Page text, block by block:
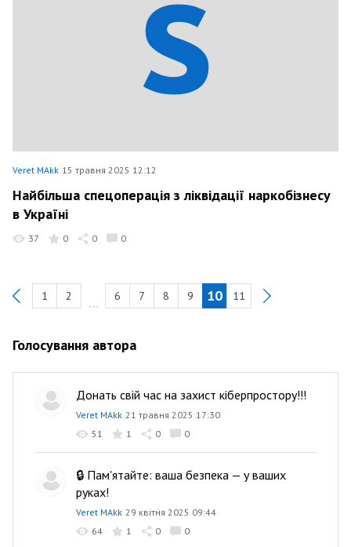
Veret MAkk 15 травня 2025 12:12
Найбільша спецоперація з ліквідації наркобізнесу
в Україні
37 0 0 0
Previous
1 2 6 7 8 9 10 11
Голосування автора
Донать свій час на захист кіберпростору!!!
Veret MAkk 21 травня 2025 17:30
51
1 0 0
🔒 Пам'ятайте: ваша безпека — у ваших
руках!
Veret MAkk 29 квітня 2025 09:44
64
1 0 0